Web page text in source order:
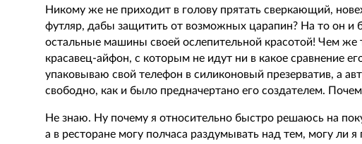
Никому же не приходит в голову прятать сверкающий,
футляр, дабы защитить от возможных царапин? На то он и
остальные машины своей ослепительной красотой! Чем же
красавец-айфон, с которым не идут ни в какое сравнение
упаковываю свой телефон в силиконовый презерватив, а
свободно, как и было предначертано его создателем.
Не знаю. Ну почему я относительно быстро решаюсь на
а в ресторане могу полчаса раздумывать над тем, могу ли я